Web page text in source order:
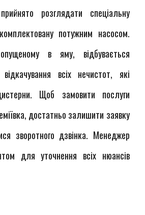
розглядати спеціальну
потужним насосом.
в яму, відбувається
всіх нечистот, які
Щоб замовити послуги
достатньо залишити заявку
зворотного дзвінка. Менеджер
для уточнення всіх нюансів